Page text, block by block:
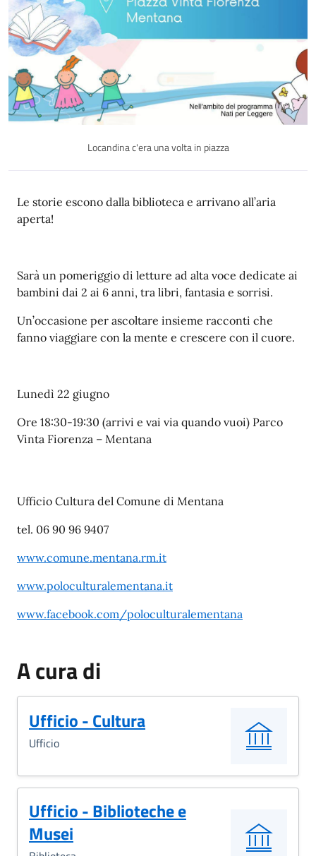
Locandina c'era una volta in piazza
Descrizione
Le storie escono dalla biblioteca e arrivano all’aria
aperta!
Sarà un pomeriggio di letture ad alta voce dedicate ai
bambini dai 2 ai 6 anni, tra libri, fantasia e sorrisi.
Un’occasione per ascoltare insieme racconti che
fanno viaggiare con la mente e crescere con il cuore.
Lunedì 22 giugno
Ore 18:30-19:30 (arrivi e vai via quando vuoi) Parco
Vinta Fiorenza – Mentana
Ufficio Cultura del Comune di Mentana
tel. 06 90 96 9407
www.comune.mentana.rm.it
www.poloculturalementana.it
www.facebook.com/poloculturalementana
A cura di
Ufficio - Cultura
Ufficio
Ufficio - Biblioteche e
Musei